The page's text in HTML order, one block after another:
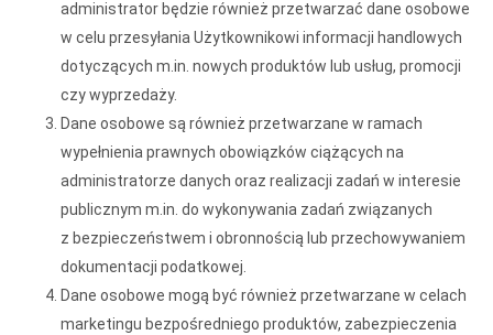
administrator będzie również przetwarzać dane osobowe
w celu przesyłania Użytkownikowi informacji handlowych
dotyczących m.in. nowych produktów lub usług, promocji
czy wyprzedaży.
Dane osobowe są również przetwarzane w ramach
wypełnienia prawnych obowiązków ciążących na
administratorze danych oraz realizacji zadań w interesie
publicznym m.in. do wykonywania zadań związanych
z bezpieczeństwem i obronnością lub przechowywaniem
dokumentacji podatkowej.
Dane osobowe mogą być również przetwarzane w celach
marketingu bezpośredniego produktów, zabezpieczenia